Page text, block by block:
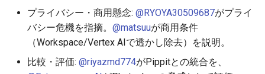
2026-05-18
2026-05-17
2026-05-16
2025-11-02
2025-11-01
2025-10-31
2026-05-18
2026-05-17
2026-05-16
2025-11-02
2025-11-01
2025-10-31
2026-05-15
2026-05-14
2026-05-13
2026-05-14
2026-05-13
2026-05-12
2025-11-02
2025-11-01
2025-10-31
プライバシー・商用懸念: @RYOYA30509687がプライ
バシー危機を指摘。 @matsuuが商用条件
（Workspace/Vertex AIで透かし除去）を説明。
比較・評価: @riyazmd774がPippitとの統合を、